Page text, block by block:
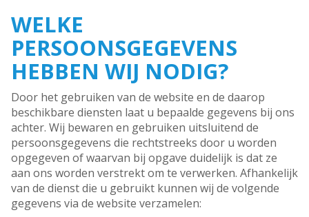
WELKE
PERSOONSGEGEVENS
HEBBEN WIJ NODIG?
Door het gebruiken van de website en de daarop
beschikbare diensten laat u bepaalde gegevens bij ons
achter. Wij bewaren en gebruiken uitsluitend de
persoonsgegevens die rechtstreeks door u worden
opgegeven of waarvan bij opgave duidelijk is dat ze
aan ons worden verstrekt om te verwerken. Afhankelijk
van de dienst die u gebruikt kunnen wij de volgende
gegevens via de website verzamelen: